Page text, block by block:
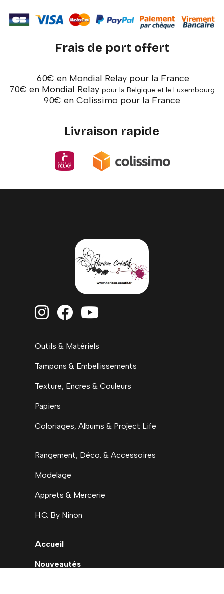
Frais de port offert
60€ en Mondial Relay pour la France
70€ en Mondial Relay pour la Belgique et le Luxembourg
90€ en Colissimo pour la France
Livraison rapide
  
Outils & Matériels
Tampons & Embellissements
Texture, Encres & Couleurs
Papiers
Coloriages, Albums & Project Life
Rangement, Déco. & Accessoires
Modelage
Apprets & Mercerie
H.C. By Ninon
Accueil
Nouveautés